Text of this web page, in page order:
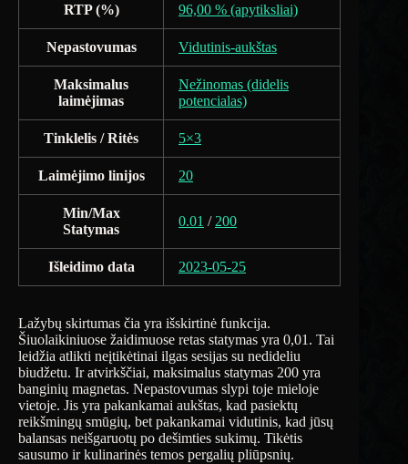
RTP (%) 96,00 % (apytiksliai)
Nepastovumas Vidutinis-aukštas
Maksimalus
laimėjimas
Nežinomas (didelis
potencialas)
Tinklelis / Ritės 5×3
Laimėjimo linijos 20
Min/Max
Statymas
0.01 / 200
Išleidimo data 2023-05-25
Lažybų skirtumas čia yra išskirtinė funkcija.
Šiuolaikiniuose žaidimuose retas statymas yra 0,01. Tai
leidžia atlikti neįtikėtinai ilgas sesijas su nedideliu
biudžetu. Ir atvirkščiai, maksimalus statymas 200 yra
banginių magnetas. Nepastovumas slypi toje mieloje
vietoje. Jis yra pakankamai aukštas, kad pasiektų
reikšmingų smūgių, bet pakankamai vidutinis, kad jūsų
balansas neišgaruotų po dešimties sukimų. Tikėtis
sausumo ir kulinarinės temos pergalių pliūpsnių.